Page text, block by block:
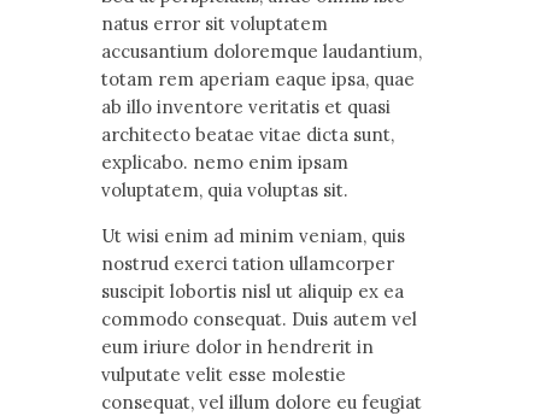
natus error sit voluptatem
accusantium doloremque laudantium,
totam rem aperiam eaque ipsa, quae
ab illo inventore veritatis et quasi
architecto beatae vitae dicta sunt,
explicabo. nemo enim ipsam
voluptatem, quia voluptas sit.
Ut wisi enim ad minim veniam, quis
nostrud exerci tation ullamcorper
suscipit lobortis nisl ut aliquip ex ea
commodo consequat. Duis autem vel
eum iriure dolor in hendrerit in
vulputate velit esse molestie
consequat, vel illum dolore eu feugiat